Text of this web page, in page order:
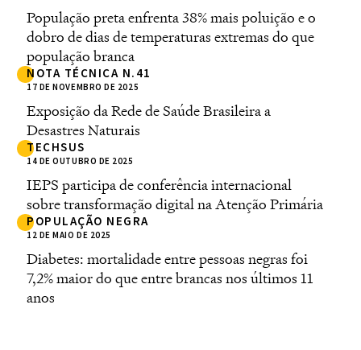
População preta enfrenta 38% mais poluição e o
dobro de dias de temperaturas extremas do que
população branca
NOTA TÉCNICA N.41
17 DE NOVEMBRO DE 2025
Exposição da Rede de Saúde Brasileira a
Desastres Naturais
TECHSUS
14 DE OUTUBRO DE 2025
IEPS participa de conferência internacional
sobre transformação digital na Atenção Primária
POPULAÇÃO NEGRA
12 DE MAIO DE 2025
Diabetes: mortalidade entre pessoas negras foi
7,2% maior do que entre brancas nos últimos 11
anos